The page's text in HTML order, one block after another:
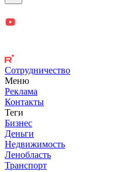
Сотрудничество
Меню
Реклама
Контакты
Теги
Бизнес
Деньги
Недвижимость
Ленобласть
Транспорт